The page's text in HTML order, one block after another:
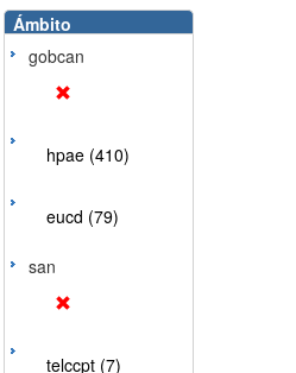
Ámbito
gobcan
hpae (410)
eucd (79)
san
telccpt (7)